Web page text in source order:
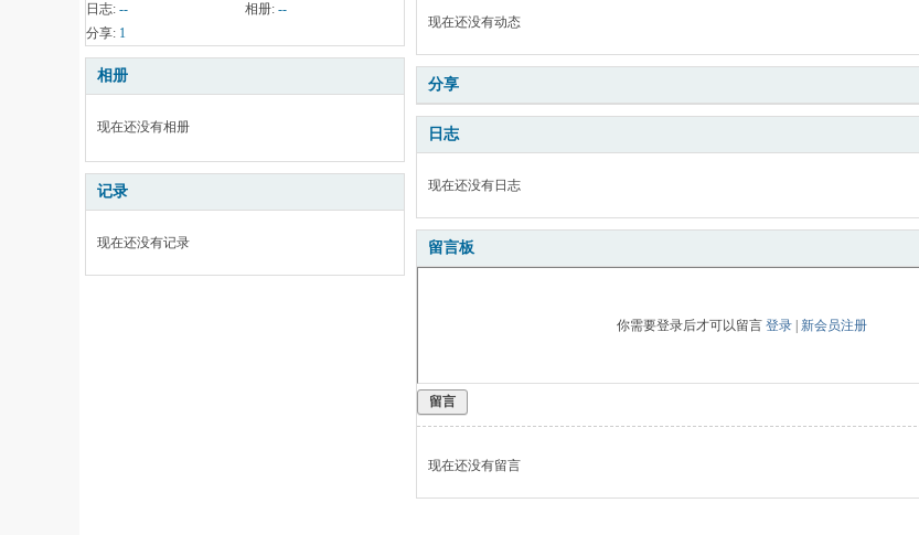
日志: -- 相册: --
分享: 1
相册
现在还没有相册
记录
现在还没有记录
现在还没有动态
分享
日志
现在还没有日志
留言板
你需要登录后才可以留言 登录| 新会员注册
留言
现在还没有留言